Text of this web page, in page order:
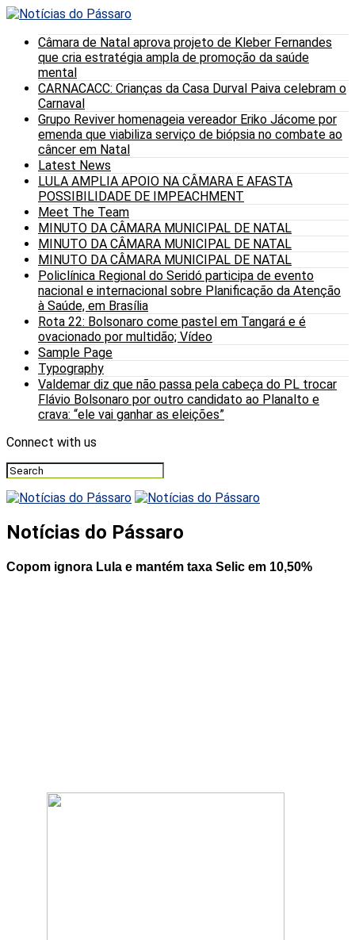
Câmara de Natal aprova projeto de Kleber Fernandes
que cria estratégia ampla de promoção da saúde
mental
CARNACACC: Crianças da Casa Durval Paiva celebram o
Carnaval
Grupo Reviver homenageia vereador Eriko Jácome por
emenda que viabiliza serviço de biópsia no combate ao
câncer em Natal
Latest News
LULA AMPLIA APOIO NA CÂMARA E AFASTA
POSSIBILIDADE DE IMPEACHMENT
Meet The Team
MINUTO DA CÂMARA MUNICIPAL DE NATAL
MINUTO DA CÂMARA MUNICIPAL DE NATAL
MINUTO DA CÂMARA MUNICIPAL DE NATAL
Policlínica Regional do Seridó participa de evento
nacional e internacional sobre Planificação da Atenção
à Saúde, em Brasília
Rota 22: Bolsonaro come pastel em Tangará e é
ovacionado por multidão; Vídeo
Sample Page
Typography
Valdemar diz que não passa pela cabeça do PL trocar
Flávio Bolsonaro por outro candidato ao Planalto e
crava: “ele vai ganhar as eleições”
Connect with us
Notícias do Pássaro
Copom ignora Lula e mantém taxa Selic em 10,50%